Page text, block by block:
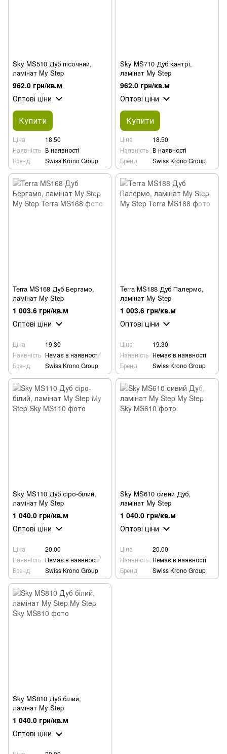
Sky MS510 Дуб пісочний,
ламінат My Step
962.0 грн/кв.м
Оптові ціни
Купити
Ціна
18.50
Наявність В наявності
Бренд
Swiss Krono Group
Sky MS710 Дуб кантрі,
ламінат My Step
962.0 грн/кв.м
Оптові ціни
Купити
Ціна
18.50
Наявність В наявності
Бренд
Swiss Krono Group
Terra MS168 Дуб Бергамо,
ламінат My Step
1 003.6 грн/кв.м
Оптові ціни
Ціна
19.30
Наявність Немає в наявності
Бренд
Swiss Krono Group
Terra MS188 Дуб Палермо,
ламінат My Step
1 003.6 грн/кв.м
Оптові ціни
Ціна
19.30
Наявність Немає в наявності
Бренд
Swiss Krono Group
Sky MS110 Дуб сіро-білий,
ламінат My Step
1 040.0 грн/кв.м
Оптові ціни
Ціна
20.00
Наявність Немає в наявності
Бренд
Swiss Krono Group
Sky MS610 сивий Дуб,
ламінат My Step
1 040.0 грн/кв.м
Оптові ціни
Ціна
20.00
Наявність Немає в наявності
Бренд
Swiss Krono Group
Sky MS810 Дуб білий,
ламінат My Step
1 040.0 грн/кв.м
Оптові ціни